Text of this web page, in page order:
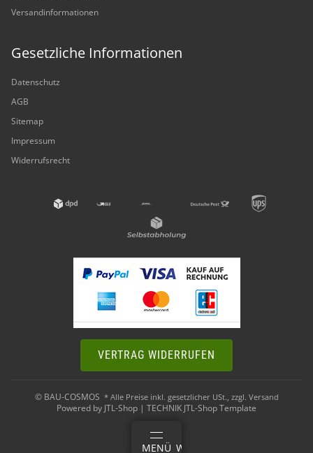
Versandinformationen
Gesetzliche Informationen
Datenschutz
AGB
Sitemap
Impressum
Widerrufsrecht
VERTRAG WIDERRUFEN
© BAU-COSMOS * Alle Preise inkl. gesetzlicher USt., zzgl. Versand
Powered by JTL-Shop | TECHNIK JTL-Shop Template
MENÜ WARENKORB